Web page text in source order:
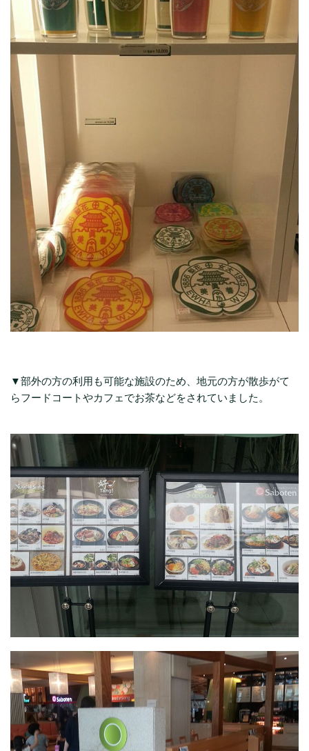
▼部外の方の利用も可能な施設のため、地元の方が散歩がて
らフードコートやカフェでお茶などをされていました。